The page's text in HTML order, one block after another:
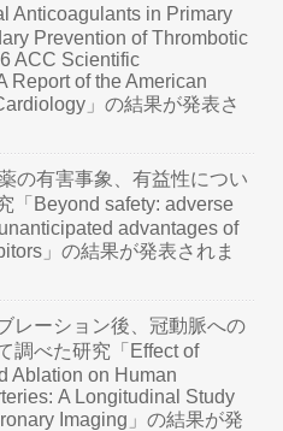
Anticoagulants in Primary
Prevention of Thrombotic
ACC Scientific
Report of the American
」の結果が発表さ
の有害事象、有益性につい
「Beyond safety: adverse
advantages of
」の結果が発表されま
レーション後、冠動脈への
調べた研究「Effect of
Ablation on Human
A Longitudinal Study
Imaging」の結果が発